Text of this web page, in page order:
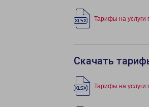
Тарифы на услуги
Скачать
Тарифы на услуги